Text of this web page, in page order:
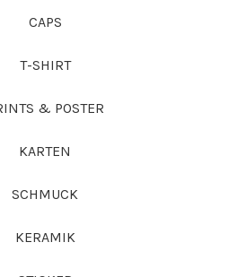
CAPS
T-SHIRT
& POSTER
KARTEN
SCHMUCK
KERAMIK